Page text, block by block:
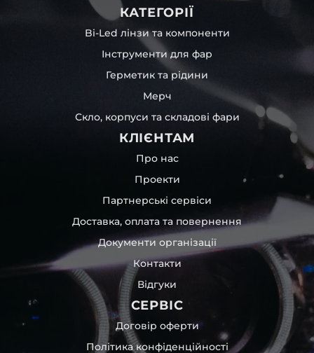
КАТЕГОРІЇ
Bi-Led лінзи та компоненти
Інструменти для фар
Герметик та рідини
Мерч
Скло, корпуси та складові фари
КЛІЄНТАМ
Про нас
Проекти
Партнерські сервіси
Доставка, оплата та повернення
Документи організації
Контакти
Відгуки
СЕРВІС
Договір оферти
Політика конфіденційності